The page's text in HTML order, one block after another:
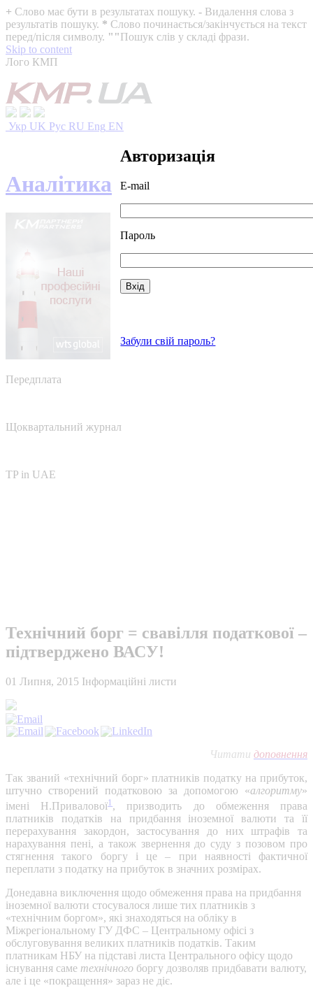
+ Слово має бути в результатах пошуку. - Видалення слова з
результатів пошуку. * Слово починається/закінчується на текст
перед/після символу. ""Пошук слів у складі фрази.
Skip to content
Лого КМП
Укр UK Рус RU Eng EN
Авторизація
E-mail
Пароль
Забули свій пароль?
Аналітика
Передплата
Щоквартальний журнал
TP in UAE
Технічний борг = свавілля податкової –
підтверджено ВАСУ!
01 Липня, 2015 Інформаційні листи
Читати доповнення
Так званий «технічний борг» платників податку на прибуток,
штучно створений податковою за допомогою «алгоритму»
імені Н.Привалової1 , призводить до обмеження права
платників податків на придбання іноземної валюти та її
перерахування закордон, застосування до них штрафів та
нарахування пені, а також звернення до суду з позовом про
стягнення такого боргу і це – при наявності фактичної
переплати з податку на прибуток в значних розмірах.
Донедавна виключення щодо обмеження права на придбання
іноземної валюти стосувалося лише тих платників з
«технічним боргом», які знаходяться на обліку в
Міжрегіональному ГУ ДФС – Центральному офісі з
обслуговування великих платників податків. Таким
платникам НБУ на підставі листа Центрального офісу щодо
існування саме технічного боргу дозволяв придбавати валюту,
але і це «покращення» зараз не діє.